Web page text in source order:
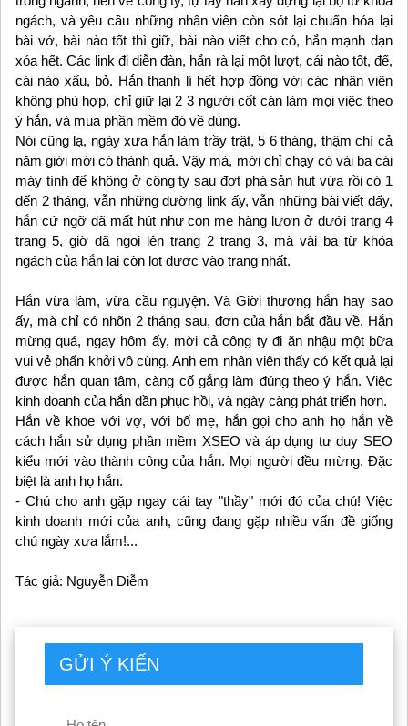
ngách, và yêu cầu những nhân viên còn sót lại chuẩn hóa lại
bài vở, bài nào tốt thì giữ, bài nào viết cho có, hắn mạnh dạn
xóa hết. Các link đi diễn đàn, hắn rà lại một lượt, cái nào tốt, để,
cái nào xấu, bỏ. Hắn thanh lí hết hợp đồng với các nhân viên
không phù hợp, chỉ giữ lại 2 3 người cốt cán làm mọi việc theo
ý hắn, và mua phần mềm đó về dùng.
Nói cũng lạ, ngày xưa hắn làm trầy trật, 5 6 tháng, thậm chí cả
năm giời mới có thành quả. Vậy mà, mới chỉ chạy có vài ba cái
máy tính để không ở công ty sau đợt phá sản hụt vừa rồi có 1
đến 2 tháng, vẫn những đường link ấy, vẫn những bài viết đấy,
hắn cứ ngỡ đã mất hút như con mẹ hàng lươn ở dưới trang 4
trang 5, giờ đã ngoi lên trang 2 trang 3, mà vài ba từ khóa
ngách của hắn lại còn lọt được vào trang nhất.
Hắn vừa làm, vừa cầu nguyện. Và Giời thương hắn hay sao
ấy, mà chỉ có nhõn 2 tháng sau, đơn của hắn bắt đầu về. Hắn
mừng quá, ngay hôm ấy, mời cả công ty đi ăn nhậu một bữa
vui vẻ phấn khởi vô cùng. Anh em nhân viên thấy có kết quả lại
được hắn quan tâm, càng cố gắng làm đúng theo ý hắn. Việc
kinh doanh của hắn dần phục hồi, và ngày càng phát triển hơn.
Hắn về khoe với vợ, với bố mẹ, hắn gọi cho anh họ hắn về
cách hắn sử dụng phần mềm XSEO và áp dụng tư duy SEO
kiểu mới vào thành công của hắn. Mọi người đều mừng. Đặc
biệt là anh họ hắn.
- Chú cho anh gặp ngay cái tay "thầy" mới đó của chú! Việc
kinh doanh mới của anh, cũng đang gặp nhiều vấn đề giống
chú ngày xưa lắm!...
Tác giả: Nguyễn Diễm
GỬI Ý KIẾN